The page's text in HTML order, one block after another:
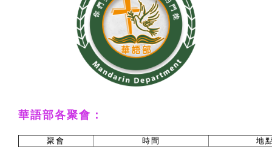
華語部各聚會：
聚會 時間
地